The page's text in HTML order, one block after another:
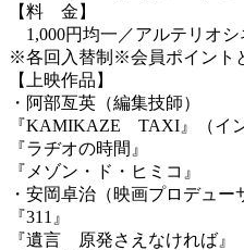
【料 金】
1,000円均一／アルテリオシ
※各回入替制※会員ポイント
【上映作品】
・阿部亙英（編集技師）
『KAMIKAZE TAXI』（イ
『ラヂオの時間』
『メゾン・ド・ヒミコ』
・安岡卓治（映画プロデュー
『311』
『遺言 原発さえなければ』